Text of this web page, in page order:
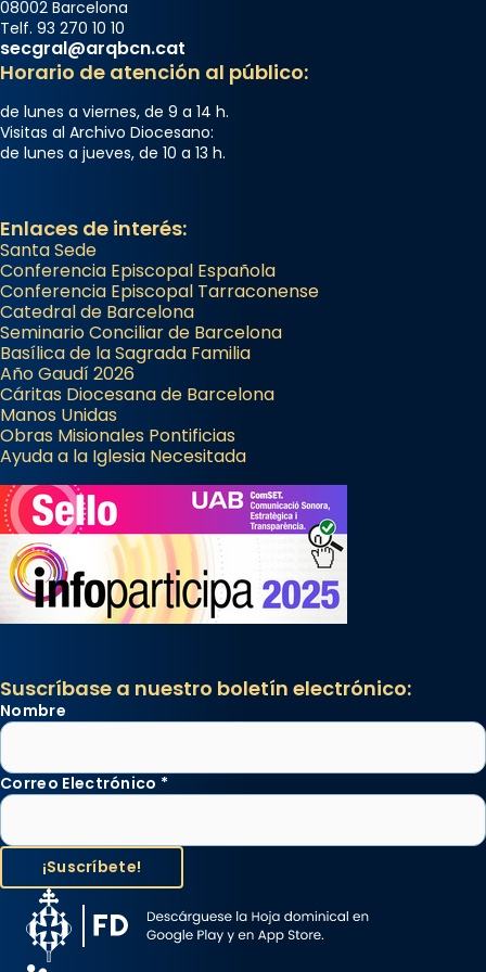
08002 Barcelona
Telf. 93 270 10 10
secgral@arqbcn.cat
Horario de atención al público:
de lunes a viernes, de 9 a 14 h.
Visitas al Archivo Diocesano:
de lunes a jueves, de 10 a 13 h.
Enlaces de interés:
Santa Sede
Conferencia Episcopal Española
Conferencia Episcopal Tarraconense
Catedral de Barcelona
Seminario Conciliar de Barcelona
Basílica de la Sagrada Familia
Año Gaudí 2026
Cáritas Diocesana de Barcelona
Manos Unidas
Obras Misionales Pontificias
Ayuda a la Iglesia Necesitada
Suscríbase a nuestro boletín electrónico:
Nombre
Correo Electrónico *